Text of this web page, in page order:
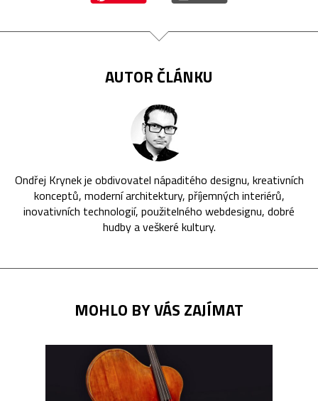
AUTOR ČLÁNKU
Ondřej Krynek je obdivovatel nápaditého designu, kreativních
konceptů, moderní architektury, příjemných interiérů,
inovativních technologií, použitelného webdesignu, dobré
hudby a veškeré kultury.
MOHLO BY VÁS ZAJÍMAT